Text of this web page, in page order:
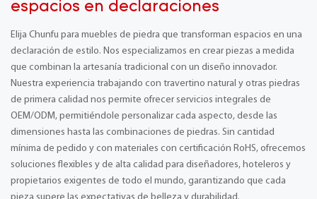
espacios en declaraciones
Elija Chunfu para muebles de piedra que transforman espacios en una
declaración de estilo. Nos especializamos en crear piezas a medida
que combinan la artesanía tradicional con un diseño innovador.
Nuestra experiencia trabajando con travertino natural y otras piedras
de primera calidad nos permite ofrecer servicios integrales de
OEM/ODM, permitiéndole personalizar cada aspecto, desde las
dimensiones hasta las combinaciones de piedras. Sin cantidad
mínima de pedido y con materiales con certificación RoHS, ofrecemos
soluciones flexibles y de alta calidad para diseñadores, hoteleros y
propietarios exigentes de todo el mundo, garantizando que cada